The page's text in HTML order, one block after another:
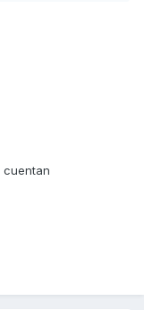
cuentan